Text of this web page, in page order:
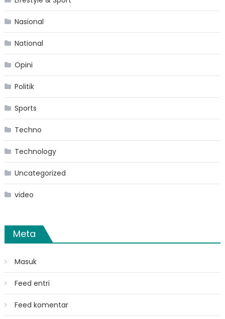
Nasional
National
Opini
Politik
Sports
Techno
Technology
Uncategorized
video
Meta
Masuk
Feed entri
Feed komentar